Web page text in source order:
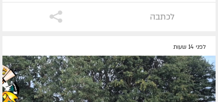
לכתבה
לפני 14 שעות